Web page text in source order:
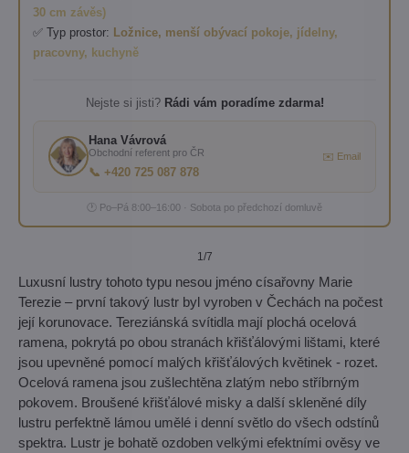
30 cm závěs)
✅ Typ prostor: Ložnice, menší obývací pokoje, jídelny,
pracovny, kuchyně
Nejste si jisti? Rádi vám poradíme zdarma!
Hana Vávrová
Obchodní referent pro ČR
📞 +420 725 087 878
✉️ Email
🕐 Po–Pá 8:00–16:00 · Sobota po předchozí domluvě
1 /7
Luxusní lustry tohoto typu nesou jméno císařovny Marie
Terezie – první takový lustr byl vyroben v Čechách na počest
její korunovace. Tereziánská svítidla mají plochá ocelová
ramena, pokrytá po obou stranách křišťálovými lištami, které
jsou upevněné pomocí malých křišťálových květinek - rozet.
Ocelová ramena jsou zušlechtěna zlatým nebo stříbrným
pokovem. Broušené křišťálové misky a další skleněné díly
lustru perfektně lámou umělé i denní světlo do všech odstínů
spektra. Lustr je bohatě ozdoben velkými efektními ověsy ve